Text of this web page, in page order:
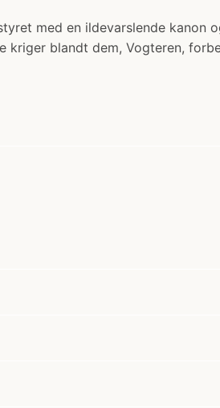
med en ildevarslende kanon
blandt dem, Vogteren,